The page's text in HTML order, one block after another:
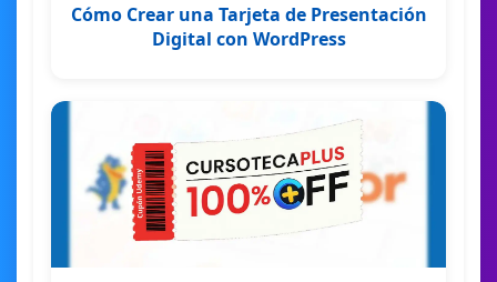
Cómo Crear una Tarjeta de Presentación
Digital con WordPress